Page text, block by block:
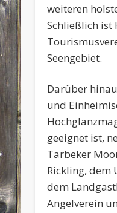
weiteren
Schließlich ist
Seengebiet.
Darüber
und
geeignet ist,
Tarbeker
Rickling, dem
dem
Angelverein